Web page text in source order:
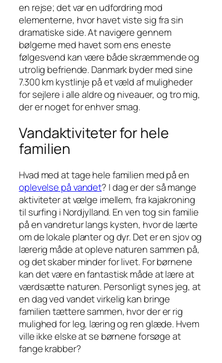
en rejse; det var en udfordring mod
elementerne, hvor havet viste sig fra sin
dramatiske side. At navigere gennem
bølgerne med havet som ens eneste
følgesvend kan være både skræmmende og
utrolig befriende. Danmark byder med sine
7.300 km kystlinje på et væld af muligheder
for sejlere i alle aldre og niveauer, og tro mig,
der er noget for enhver smag.
Vandaktiviteter for hele
familien
Hvad med at tage hele familien med på en
oplevelse på vandet? I dag er der så mange
aktiviteter at vælge imellem, fra kajakroning
til surfing i Nordjylland. En ven tog sin familie
på en vandretur langs kysten, hvor de lærte
om de lokale planter og dyr. Det er en sjov og
lærerig måde at opleve naturen sammen på,
og det skaber minder for livet. For børnene
kan det være en fantastisk måde at lære at
værdsætte naturen. Personligt synes jeg, at
en dag ved vandet virkelig kan bringe
familien tættere sammen, hvor der er rig
mulighed for leg, læring og ren glæde. Hvem
ville ikke elske at se børnene forsøge at
fange krabber?